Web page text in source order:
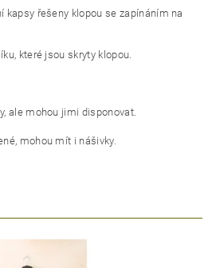
kapsy řešeny klopou se zapínáním na
které jsou skryty klopou.
ale mohou jimi disponovat.
mohou mít i nášivky.